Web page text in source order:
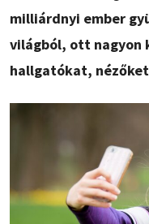
milliárdnyi ember
világból, ott nagyon
hallgatókat,